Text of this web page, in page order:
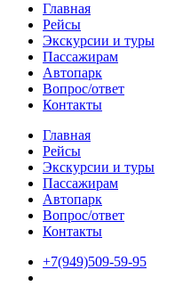
Главная
Рейсы
Экскурсии и туры
Пассажирам
Автопарк
Вопрос/ответ
Контакты
Главная
Рейсы
Экскурсии и туры
Пассажирам
Автопарк
Вопрос/ответ
Контакты
+7(949)509-59-95